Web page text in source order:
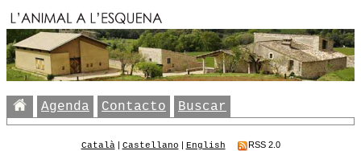
Agenda Contacto Buscar
Català | Castellano | English RSS 2.0